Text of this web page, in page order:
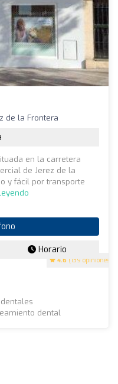
4.6 (139 opiniones)
de la Frontera
en la carretera
de Jerez de la
y fácil por transporte
Horario
dental